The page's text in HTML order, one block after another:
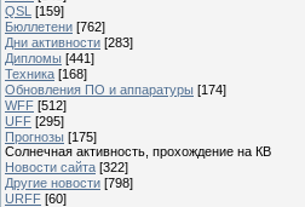
QSL [159]
Бюллетени [762]
Дни активности [283]
Дипломы [441]
Техника [168]
Обновления ПО и аппаратуры [174]
WFF [512]
UFF [295]
Прогнозы [175]
Солнечная активность, прохождение на КВ
Новости сайта [322]
Другие новости [798]
URFF [60]